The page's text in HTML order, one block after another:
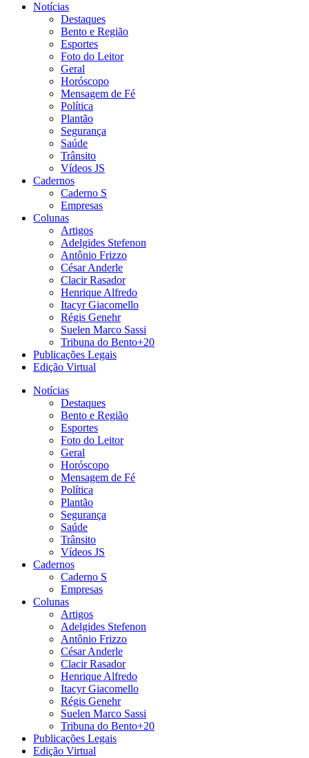
Notícias
Destaques
Bento e Região
Esportes
Foto do Leitor
Geral
Horóscopo
Mensagem de Fé
Política
Plantão
Segurança
Saúde
Trânsito
Vídeos JS
Cadernos
Caderno S
Empresas
Colunas
Artigos
Adelgides Stefenon
Antônio Frizzo
César Anderle
Clacir Rasador
Henrique Alfredo
Itacyr Giacomello
Régis Genehr
Suelen Marco Sassi
Tribuna do Bento+20
Publicações Legais
Edição Virtual
Notícias
Destaques
Bento e Região
Esportes
Foto do Leitor
Geral
Horóscopo
Mensagem de Fé
Política
Plantão
Segurança
Saúde
Trânsito
Vídeos JS
Cadernos
Caderno S
Empresas
Colunas
Artigos
Adelgides Stefenon
Antônio Frizzo
César Anderle
Clacir Rasador
Henrique Alfredo
Itacyr Giacomello
Régis Genehr
Suelen Marco Sassi
Tribuna do Bento+20
Publicações Legais
Edição Virtual